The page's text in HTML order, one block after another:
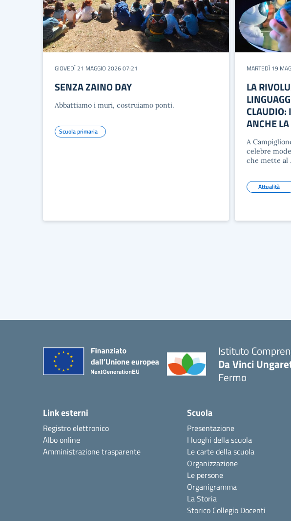
GIOVEDÌ 21 MAGGIO 2026 07:21
SENZA ZAINO DAY
Abbattiamo i muri, costruiamo ponti.
Scuola primaria
MARTEDÌ 19
LA
CLAUDIO:
ANCHE
A
celebre
che mette al
Attualità
Istituto
Da Vinci
Fermo
Link esterni
Registro elettronico
Albo online
Amministrazione trasparente
Scuola
Presentazione
I luoghi della scuola
Le carte della scuola
Organizzazione
Le persone
Organigramma
La Storia
Storico Collegio Docenti